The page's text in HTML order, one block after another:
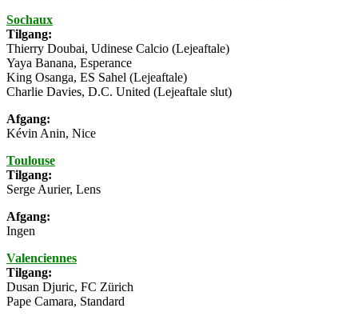
Sochaux
Tilgang:
Thierry Doubai, Udinese Calcio (Lejeaftale)
Yaya Banana, Esperance
King Osanga, ES Sahel (Lejeaftale)
Charlie Davies, D.C. United (Lejeaftale slut)
Afgang:
Kévin Anin, Nice
Toulouse
Tilgang:
Serge Aurier, Lens
Afgang:
Ingen
Valenciennes
Tilgang:
Dusan Djuric, FC Zürich
Pape Camara, Standard